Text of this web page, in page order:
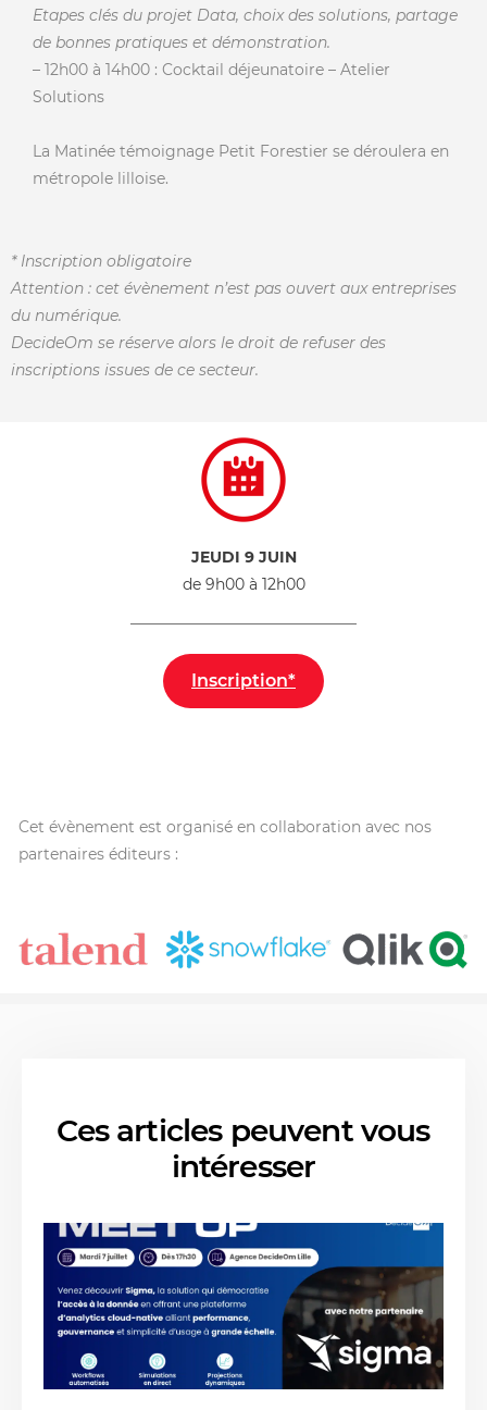
Etapes clés du projet Data, choix des solutions, partage
de bonnes pratiques et démonstration.
– 12h00 à 14h00 : Cocktail déjeunatoire – Atelier
Solutions
La Matinée témoignage Petit Forestier se déroulera en
métropole lilloise.
* Inscription obligatoire
Attention : cet évènement n’est pas ouvert aux entreprises
du numérique.
DecideOm se réserve alors le droit de refuser des
inscriptions issues de ce secteur.
JEUDI 9 JUIN
de 9h00 à 12h00
Inscription*
Cet évènement est organisé en collaboration avec nos
partenaires éditeurs :
Ces articles peuvent vous
intéresser